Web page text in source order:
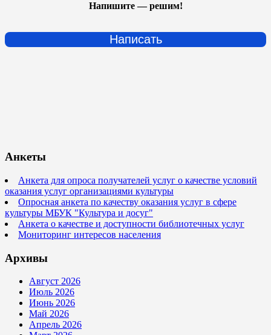
Напишите — решим!
Написать
Анкеты
Анкета для опроса получателей услуг о качестве условий
оказания услуг организациями культуры
Опросная анкета по качеству оказания услуг в сфере
культуры МБУК "Культура и досуг"
Анкета о качестве и доступности библиотечных услуг
Мониторинг интересов населения
Архивы
Август 2026
Июль 2026
Июнь 2026
Май 2026
Апрель 2026